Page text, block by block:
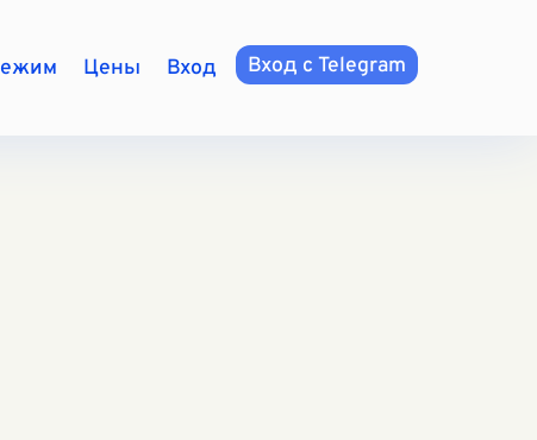
Цены Вход Вход с Telegram